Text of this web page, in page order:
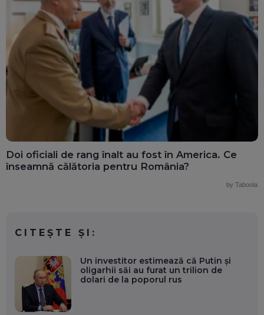
Doi oficiali de rang înalt au fost în America. Ce
înseamnă călătoria pentru România?
by Taboola
CITEȘTE ȘI:
Un investitor estimează că Putin și
oligarhii săi au furat un trilion de
dolari de la poporul rus